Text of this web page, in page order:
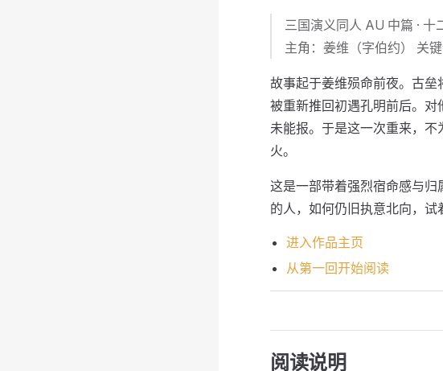
三国演义同人 AU 中篇 · 十
主角：姜维（字伯约） 关
故事起于姜维殒命前夜。古垒
被重新推回初遇孔明前后。
未能报。于是这一次重来，
火。
这是一部带着强烈宿命感与
的人，如何仍旧执意北向，试
进入作品主页
从第一回开始阅读
阅读说明